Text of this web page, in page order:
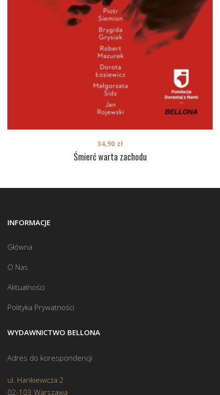
Śmierć warta zachodu
34,90 zł
INFORMACJE
Główna
O Nas
Aktualności
Polityka Prywatności
WYDAWNICTWO BELLONA
Adres do korespondencji
ul. Hankiewicza 2
02-103 Warszawa